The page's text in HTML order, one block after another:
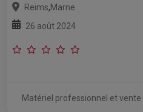
Reims,Marne
26 août 2024
Matériel professionnel et vente